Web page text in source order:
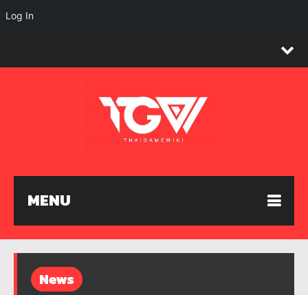
MENU
News
Log In